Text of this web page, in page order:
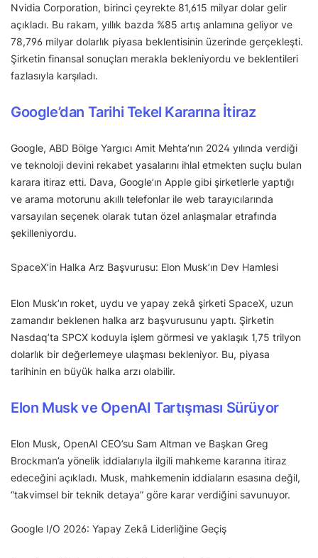
Nvidia Corporation, birinci çeyrekte 81,615 milyar dolar gelir
açıkladı. Bu rakam, yıllık bazda %85 artış anlamına geliyor ve
78,796 milyar dolarlık piyasa beklentisinin üzerinde gerçekleşti.
Şirketin finansal sonuçları merakla bekleniyordu ve beklentileri
fazlasıyla karşıladı.
Google’dan Tarihi Tekel Kararına İtiraz
Google, ABD Bölge Yargıcı Amit Mehta’nın 2024 yılında verdiği
ve teknoloji devini rekabet yasalarını ihlal etmekten suçlu bulan
karara itiraz etti. Dava, Google’ın Apple gibi şirketlerle yaptığı
ve arama motorunu akıllı telefonlar ile web tarayıcılarında
varsayılan seçenek olarak tutan özel anlaşmalar etrafında
şekilleniyordu.
SpaceX’in Halka Arz Başvurusu: Elon Musk’ın Dev Hamlesi
Elon Musk’ın roket, uydu ve yapay zekâ şirketi SpaceX, uzun
zamandır beklenen halka arz başvurusunu yaptı. Şirketin
Nasdaq’ta SPCX koduyla işlem görmesi ve yaklaşık 1,75 trilyon
dolarlık bir değerlemeye ulaşması bekleniyor. Bu, piyasa
tarihinin en büyük halka arzı olabilir.
Elon Musk ve OpenAI Tartışması Sürüyor
Elon Musk, OpenAI CEO’su Sam Altman ve Başkan Greg
Brockman’a yönelik iddialarıyla ilgili mahkeme kararına itiraz
edeceğini açıkladı. Musk, mahkemenin iddiaların esasına değil,
“takvimsel bir teknik detaya” göre karar verdiğini savunuyor.
Google I/O 2026: Yapay Zekâ Liderliğine Geçiş